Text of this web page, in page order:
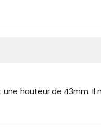
une hauteur de 43mm. Il